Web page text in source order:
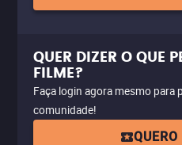
QUER DIZER O QUE
FILME?
Faça login agora mesmo para
comunidade!